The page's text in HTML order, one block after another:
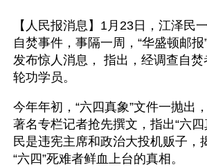
【人民报消息】1月23日，江泽民
自焚事件，事隔一周，“华盛顿邮
发布惊人消息， 指出，经调查自
轮功学员。
今年年初，“六四真象”文件一抛出
著名专栏记者抢先撰文，指出“六
民是违宪主席和政治大投机贩子，
“六四”死难者鲜血上台的真相。